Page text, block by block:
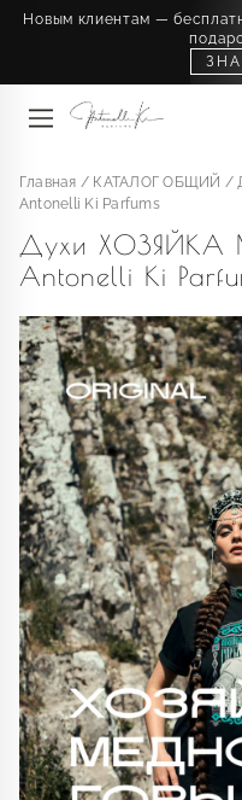
Новым клиентам —
Главная / КАТАЛОГ ОБЩИЙ /
Antonelli Ki Parfums
Духи
Antonelli Ki